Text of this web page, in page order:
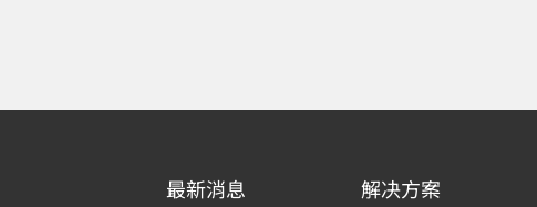
最新消息 解决方案